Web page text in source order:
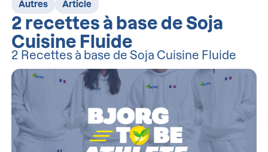
Autres Article
2 recettes à base de Soja
Cuisine Fluide
2 Recettes à base de Soja Cuisine Fluide